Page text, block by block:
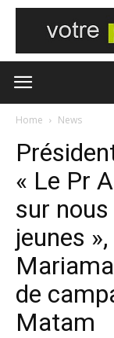
Home News
« Le Pr
sur
jeunes
de
Matam